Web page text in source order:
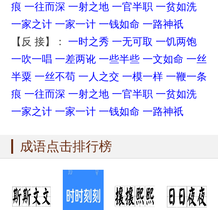
痕 一往而深 一射之地 一官半职 一贫如洗
一家之计 一家一计 一钱如命 一路神祇
【反 接】： 一时之秀 一无可取 一饥两饱
一吹一唱 一差两讹 一些半些 一文如命 一丝
半粟 一丝不苟 一人之交 一模一样 一鞭一条
痕 一往而深 一射之地 一官半职 一贫如洗
一家之计 一家一计 一钱如命 一路神祇
成语点击排行榜